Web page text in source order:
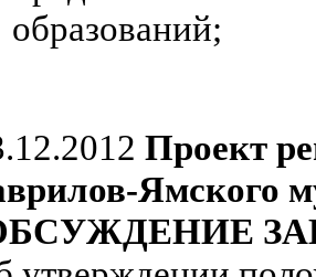
образований;
Проект
Ямского